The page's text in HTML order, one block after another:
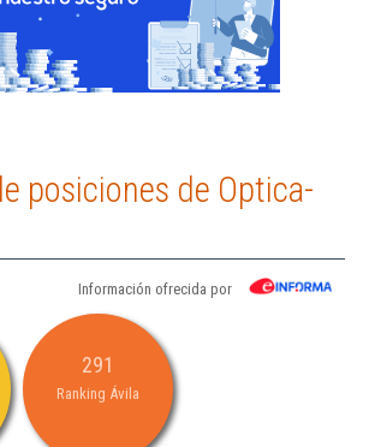
posiciones de Optica-
Información ofrecida por
291
Ranking Ávila